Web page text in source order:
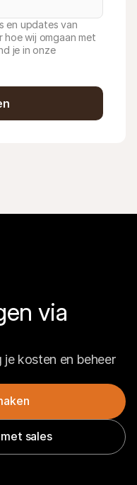
en updates van
hoe wij omgaan met
je in onze
via
je kosten en beheer
sales